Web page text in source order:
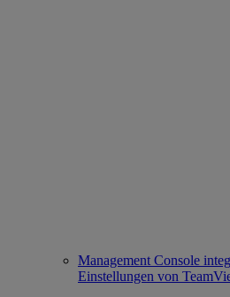
Management Console
Einstellungen von